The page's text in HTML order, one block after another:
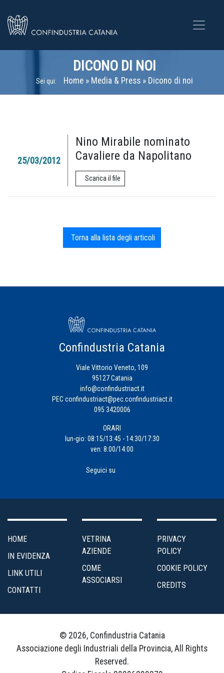
DICONO DI NOI
Sei qui: Home » Media & Press » Dicono di noi
25/03/2012
Nino Mirabile nominato
Cavaliere da Napolitano
Scarica il file
Torna alla lista degli articoli
Confindustria Catania
Viale Vittorio Veneto, 109
95127 Catania
info@confindustriact.it
PEC confindustriact@pec.confindustriact.it
095 3420006
ORARI
lun-gio: 08:15/13:45 - 14:30/17:30
ven: 8:00/14:00
Seguici su
HOME
IN EVIDENZA
LINK UTILI
CONTATTI
VETRINA
AZIENDE
COME
ASSOCIARSI
PRIVACY
POLICY
COOKIE POLICY
CREDITS
© 2026, Confindustria Catania
Associazione degli Industriali della Provincia, All Rights
Reserved.